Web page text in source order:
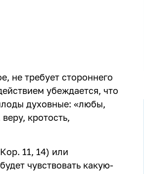
не требует стороннего
убеждается, что
духовные: «любы,
кротость,
11, 14) или
чувствовать какую-